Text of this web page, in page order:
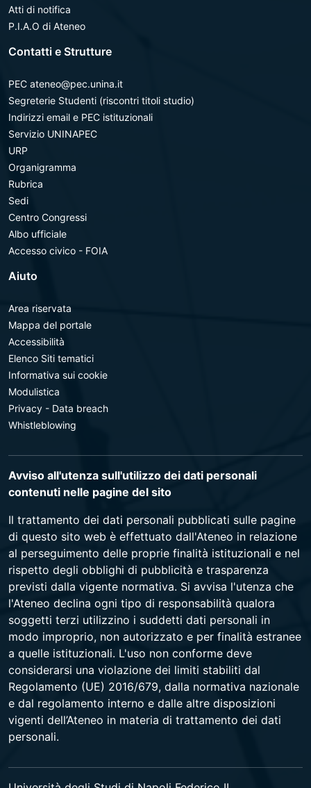
Atti di notifica
P.I.A.O di Ateneo
Contatti e Strutture
PEC ateneo@pec.unina.it
Segreterie Studenti (riscontri titoli studio)
Indirizzi email e PEC istituzionali
Servizio UNINAPEC
URP
Organigramma
Rubrica
Sedi
Centro Congressi
Albo ufficiale
Accesso civico - FOIA
Aiuto
Area riservata
Mappa del portale
Accessibilità
Elenco Siti tematici
Informativa sui cookie
Modulistica
Privacy - Data breach
Whistleblowing
Avviso all'utenza sull'utilizzo dei dati personali
contenuti nelle pagine del sito
Il trattamento dei dati personali pubblicati sulle pagine
di questo sito web è effettuato dall'Ateneo in relazione
al perseguimento delle proprie finalità istituzionali e nel
rispetto degli obblighi di pubblicità e trasparenza
previsti dalla vigente normativa. Si avvisa l'utenza che
l'Ateneo declina ogni tipo di responsabilità qualora
soggetti terzi utilizzino i suddetti dati personali in
modo improprio, non autorizzato e per finalità estranee
a quelle istituzionali. L'uso non conforme deve
considerarsi una violazione dei limiti stabiliti dal
Regolamento (UE) 2016/679, dalla normativa nazionale
e dal regolamento interno e dalle altre disposizioni
vigenti dell’Ateneo in materia di trattamento dei dati
personali.